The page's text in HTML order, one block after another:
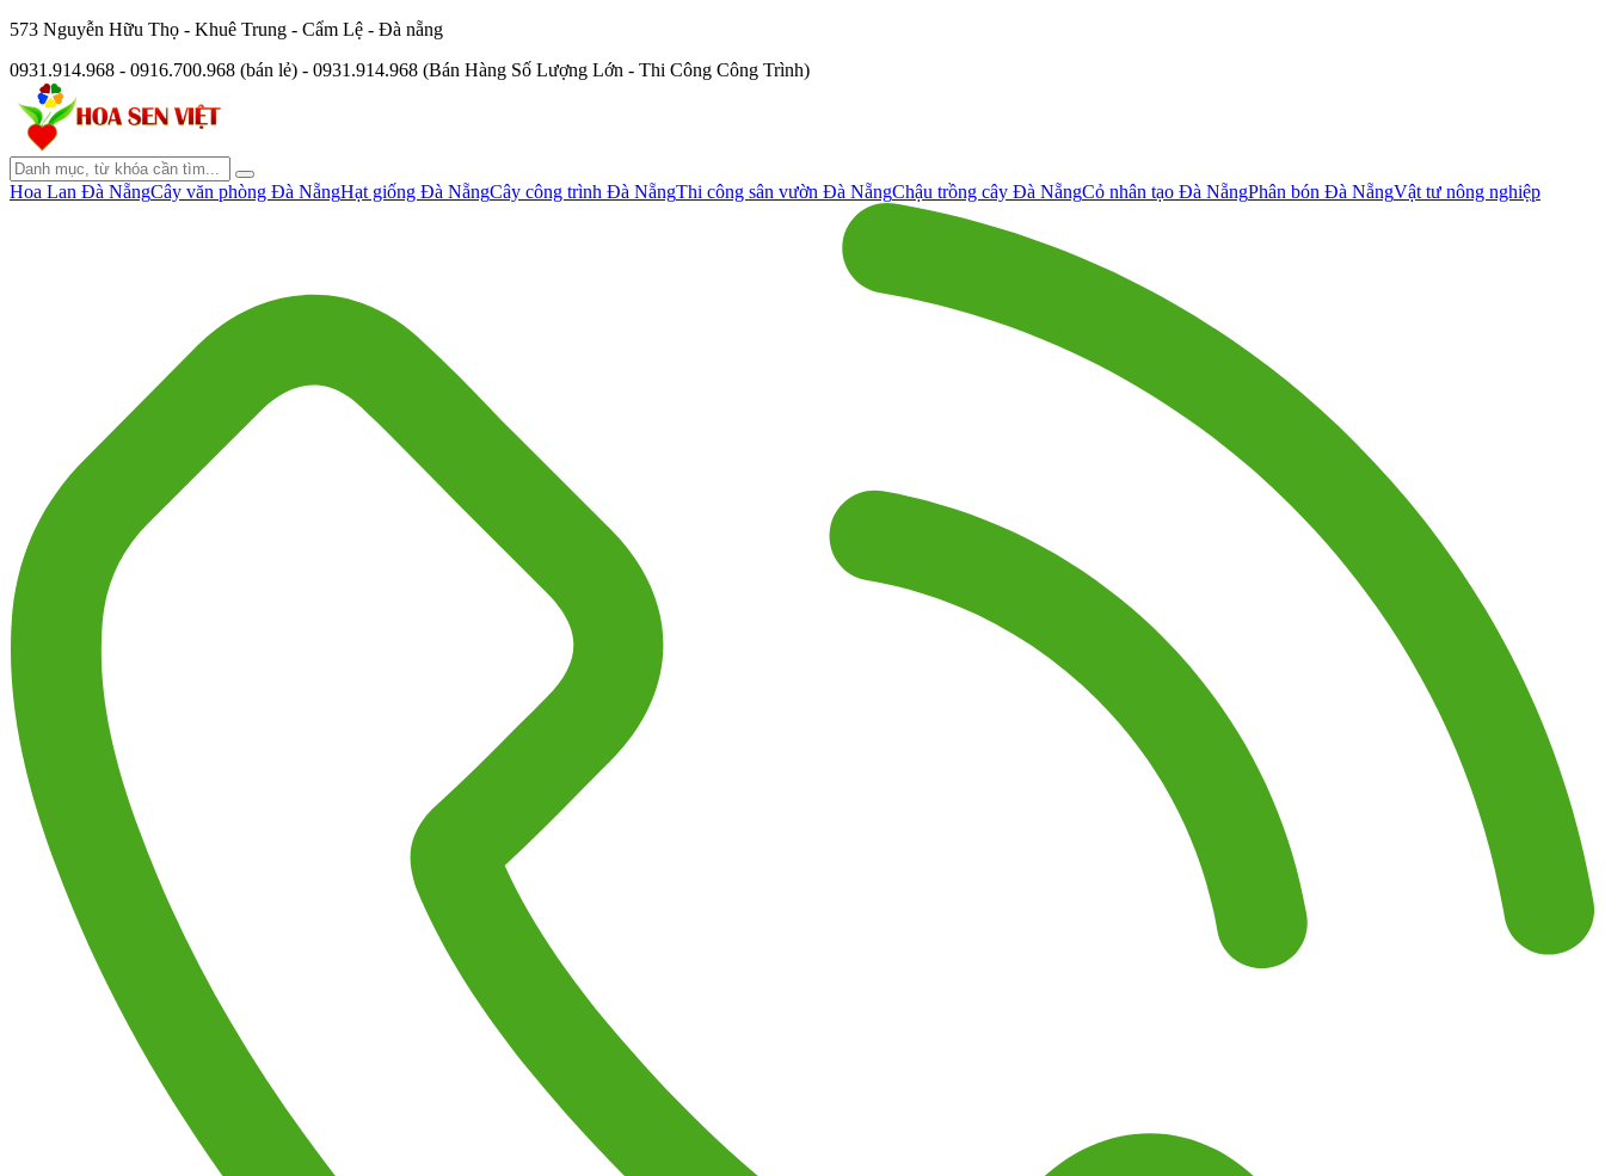
573 Nguyễn Hữu Thọ - Khuê Trung - Cẩm Lệ - Đà nẵng
0931.914.968 - 0916.700.968 (bán lẻ) - 0931.914.968 (Bán Hàng Số Lượng Lớn - Thi Công Công Trình)
Hoa Lan Đà NẵngCây văn phòng Đà NẵngHạt giống Đà NẵngCây công trình Đà NẵngThi công sân vườn Đà NẵngChậu trồng cây Đà NẵngCỏ nhân tạo Đà NẵngPhân bón Đà NẵngVật tư nông nghiệp